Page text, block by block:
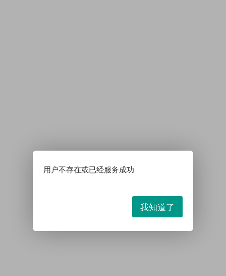
用户不存在或已经服务成功
我知道了